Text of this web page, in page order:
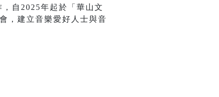
自2025年起於「華山文
，建立音樂愛好人士與音